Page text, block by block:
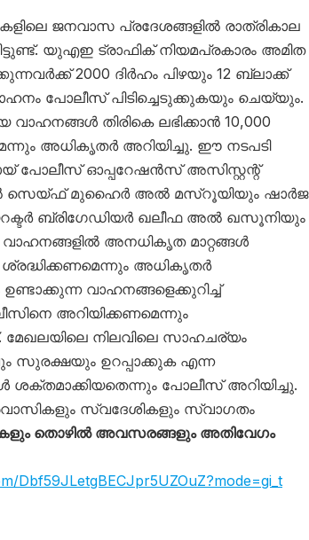
ജനവാസ പ്രദേശങ്ങളിൽ രാത്രികാല
യുഎഇ ട്രാഫിക് നിയമപ്രകാരം അമിത
2000 ദിർഹം പിഴയും 12 ബ്ലാക്ക്
പോലീസ് പിടിച്ചെടുക്കുകയും ചെയ്യും.
തിരികെ ലഭിക്കാൻ 10,000
അധികൃതർ അറിയിച്ചു. ഈ നടപടി
പോലീസ് ഓപ്പറേഷൻസ് അസിസ്റ്റന്റ്
സെയ്ഫ് മുഹൈർ അൽ മസ്‌റൂയിയും ഷാർജ
ബ്രിഗേഡിയർ ഖലീഫ അൽ ഖസൂനിയും
അനധികൃത മാറ്റങ്ങൾ
ശ്രദ്ധിക്കണമെന്നും അധികൃതർ
വാഹനങ്ങളെക്കുറിച്ച്
അറിയിക്കണമെന്നും
മേഖലയിലെ നിലവിലെ സാഹചര്യം
സുരക്ഷയും ഉറപ്പാക്കുക എന്ന
പോലീസ് അറിയിച്ചു.
സ്വദേശികളും സ്വാഗതം
തൊഴിൽ അവസരങ്ങളും അതിവേഗം
Dbf59JLetgBECJpr5UZOuZ?mode=gi_t